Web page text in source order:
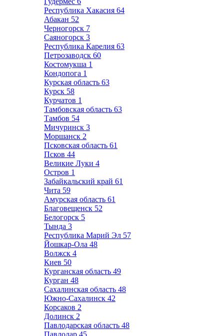
Республика Хакасия 64
Абакан 52
Черногорск 7
Саяногорск 3
Республика Карелия 63
Петрозаводск 60
Костомукша 1
Кондопога 1
Курская область 63
Курск 58
Курчатов 1
Тамбовская область 63
Тамбов 54
Мичуринск 3
Моршанск 2
Псковская область 61
Псков 44
Великие Луки 4
Остров 1
Забайкальский край 61
Чита 59
Амурская область 61
Благовещенск 52
Белогорск 5
Тында 3
Республика Марий Эл 57
Йошкар-Ола 48
Волжск 4
Киев 50
Курганская область 49
Курган 48
Сахалинская область 48
Южно-Сахалинск 42
Корсаков 2
Долинск 2
Павлодарская область 48
Павлодар 45